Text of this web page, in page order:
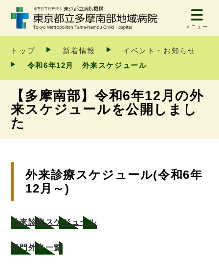
メニュー
トップ 新着情報
イベント・お知らせ
令和6年12月 外来スケジュール
【多摩南部】令和6年12月の外
来スケジュールを公開しまし
た
外来診療スケジュール(令和6年
12月～)
外来診療スケジュール
専門外来一覧